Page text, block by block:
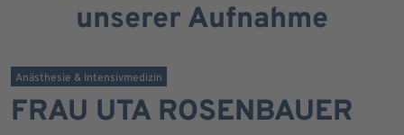
unserer Aufnahme
Anästhesie & Intensivmedizin
FRAU UTA ROSENBAUER